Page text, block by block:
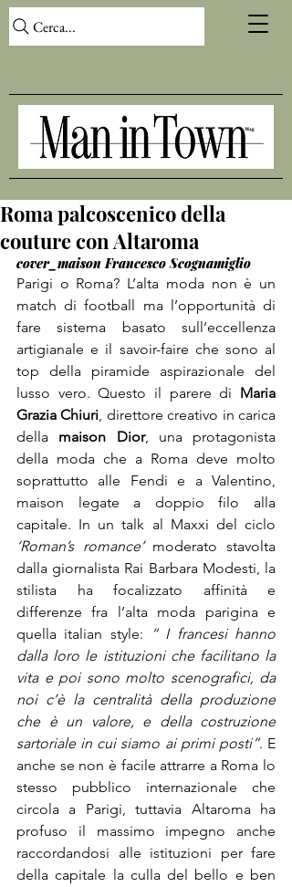
Cerca...
Roma palcoscenico della
couture con Altaroma
cover_maison Francesco Scognamiglio
Parigi o Roma? L’alta moda non è un
match di football ma l’opportunità di
fare sistema basato sull’eccellenza
artigianale e il savoir-faire che sono al
top della piramide aspirazionale del
lusso vero. Questo il parere di Maria
Grazia Chiuri, direttore creativo in carica
della maison Dior, una protagonista
della moda che a Roma deve molto
soprattutto alle Fendi e a Valentino,
maison legate a doppio filo alla
‘Roman’s romance’ moderato stavolta
dalla giornalista Rai Barbara Modesti, la
stilista ha focalizzato affinità e
differenze fra l’alta moda parigina e
quella italian style:
“ I francesi hanno
dalla loro le istituzioni che facilitano la
vita e poi sono molto scenografici, da
noi c’è la centralità della produzione
che è un valore, e della costruzione
sartoriale in cui siamo ai primi posti”. E
anche se non è facile attrarre a Roma lo
stesso pubblico internazionale che
circola a Parigi, tuttavia Altaroma ha
profuso il massimo impegno anche
raccordandosi alle istituzioni per fare
della capitale la culla del bello e ben